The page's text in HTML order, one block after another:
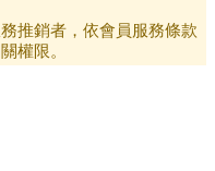
推銷者，依會員服務條款
權限。